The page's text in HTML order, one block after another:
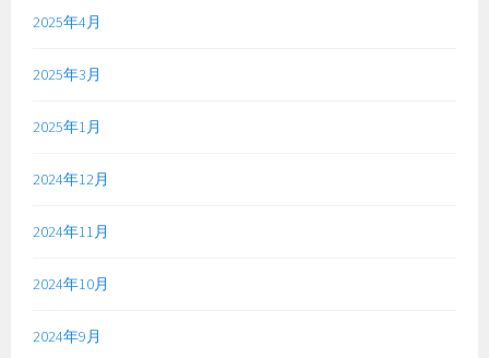
2025年4月
2025年3月
2025年1月
2024年12月
2024年11月
2024年10月
2024年9月